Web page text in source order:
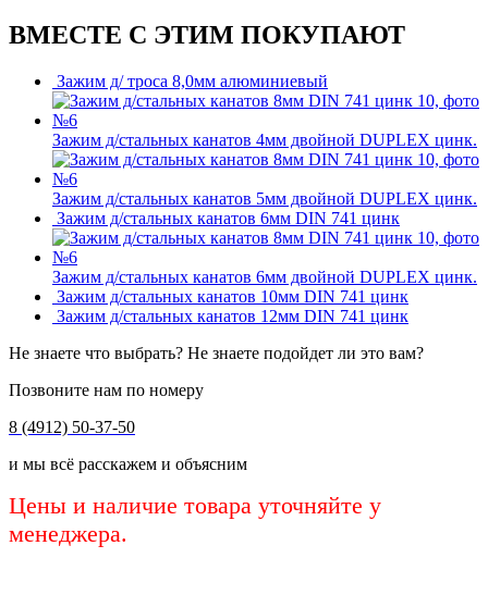
ВМЕСТЕ С ЭТИМ ПОКУПАЮТ
Зажим д/ троса 8,0мм алюминиевый
Зажим д/стальных канатов 4мм двойной DUPLEX цинк.
Зажим д/стальных канатов 5мм двойной DUPLEX цинк.
Зажим д/стальных канатов 6мм DIN 741 цинк
Зажим д/стальных канатов 6мм двойной DUPLEX цинк.
Зажим д/стальных канатов 10мм DIN 741 цинк
Зажим д/стальных канатов 12мм DIN 741 цинк
Не знаете что выбрать? Не знаете подойдет ли это вам?
Позвоните нам по номеру
8 (4912) 50-37-50
и мы всё расскажем и объясним
Цены и наличие товара уточняйте у
менеджера.